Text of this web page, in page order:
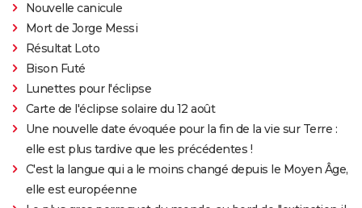
Nouvelle canicule
Mort de Jorge Messi
Résultat Loto
Bison Futé
Lunettes pour l'éclipse
Carte de l'éclipse solaire du 12 août
Une nouvelle date évoquée pour la fin de la vie sur Terre :
elle est plus tardive que les précédentes !
C'est la langue qui a le moins changé depuis le Moyen Âge,
elle est européenne